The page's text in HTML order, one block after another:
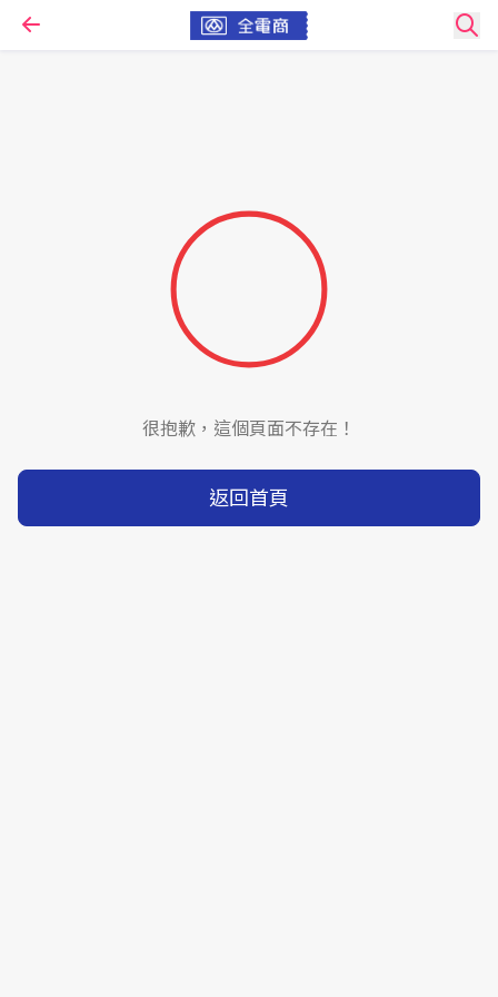
很抱歉，這個頁面不存在！
返回首頁